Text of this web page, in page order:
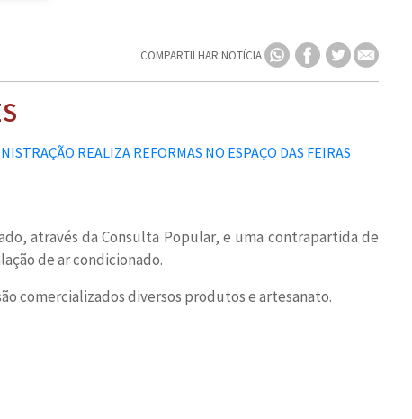
COMPARTILHAR NOTÍCIA
através da Consulta Popular, e uma contrapartida de
de ar condicionado.
comercializados diversos produtos e artesanato.